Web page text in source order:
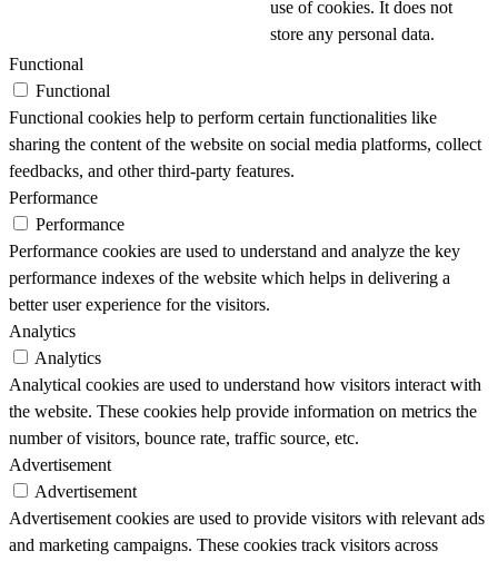
use of cookies. It does not
store any personal data.
Functional
Functional
Functional cookies help to perform certain functionalities like
sharing the content of the website on social media platforms, collect
feedbacks, and other third-party features.
Performance
Performance
Performance cookies are used to understand and analyze the key
performance indexes of the website which helps in delivering a
better user experience for the visitors.
Analytics
Analytics
Analytical cookies are used to understand how visitors interact with
the website. These cookies help provide information on metrics the
number of visitors, bounce rate, traffic source, etc.
Advertisement
Advertisement
Advertisement cookies are used to provide visitors with relevant ads
and marketing campaigns. These cookies track visitors across